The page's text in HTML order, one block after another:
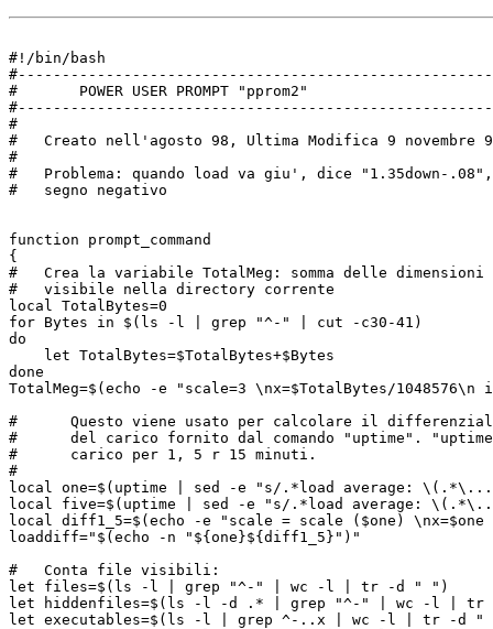
#!/bin/bash
#       POWER USER PROMPT "pprom2"
#
#   Creato nell'agosto 98, Ultima Modifica 9 novembre
#
#   Problema: quando load va giu', dice "1.35down-
#   segno negativo
function prompt_command
{
#   Crea la variabile TotalMeg: somma delle
#   visibile nella directory corrente
local TotalBytes=0
for Bytes in $(ls -l | grep "^-" | cut -c30-41)
do
    let TotalBytes=$TotalBytes+$Bytes
done
TotalMeg=$(echo -e "scale=3 \nx=$TotalBytes/
#      Questo viene usato per calcolare il
#      del carico fornito dal comando "uptime".
#      carico per 1, 5 r 15 minuti.
#
local one=$(uptime | sed -e "s/.*load
local five=$(uptime | sed -e "s/.*load
local diff1_5=$(echo -e "scale = scale ($one)
loaddiff="$(echo -n "${one}${diff1_5}")"
#   Conta file visibili:
let files=$(ls -l | grep "^-" | wc -l | tr -d " ")
let hiddenfiles=$(ls -l -d .* | grep "^-" | wc -l | tr
let executables=$(ls -l | grep ^-..x | wc -l | tr -d "